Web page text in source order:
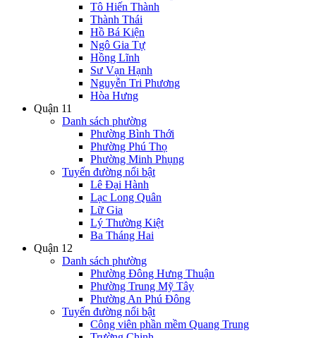
Tô Hiến Thành
Thành Thái
Hồ Bá Kiện
Ngô Gia Tự
Hồng Lĩnh
Sư Vạn Hạnh
Nguyễn Tri Phương
Hòa Hưng
Quận 11
Danh sách phường
Phường Bình Thới
Phường Phú Thọ
Phường Minh Phụng
Tuyến đường nổi bật
Lê Đại Hành
Lạc Long Quân
Lữ Gia
Lý Thường Kiệt
Ba Tháng Hai
Quận 12
Danh sách phường
Phường Đông Hưng Thuận
Phường Trung Mỹ Tây
Phường An Phú Đông
Tuyến đường nổi bật
Công viên phần mềm Quang Trung